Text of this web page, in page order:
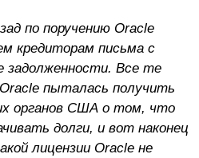
по поручению Oracle
кредиторам письма с
задолженности. Все те
пыталась получить
органов США о том, что
долги, и вот наконец
лицензии Oracle не